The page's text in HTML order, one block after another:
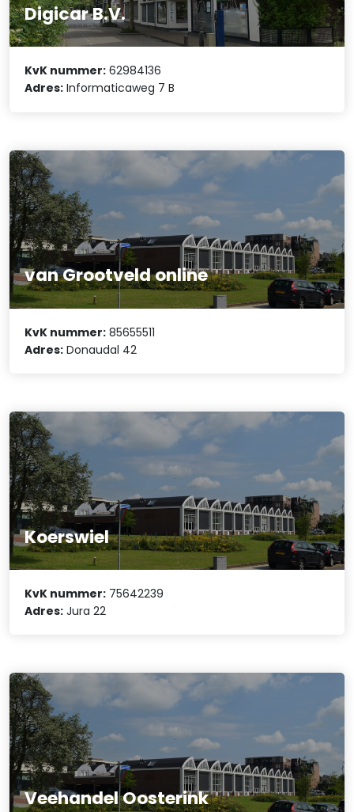
Digicar B.V.
KvK nummer: 62984136
Adres: Informaticaweg 7 B
van Grootveld online
KvK nummer: 85655511
Adres: Donaudal 42
Koerswiel
KvK nummer: 75642239
Adres: Jura 22
Veehandel Oosterink